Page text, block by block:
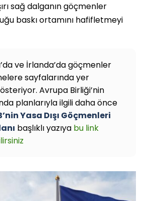
sağ dalganın göçmenler
baskı ortamını hafifletmeyi
ve İrlanda’da göçmenler
sayfalarında yer
Avrupa Birliği’nin
planlarıyla ilgili daha önce
Yasa Dışı Göçmenleri
başlıklı yazıya bu link